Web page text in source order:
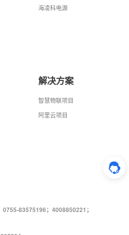
海凌科电源
解决方案
智慧物联项目
阿里云项目
83575196；4008850221；